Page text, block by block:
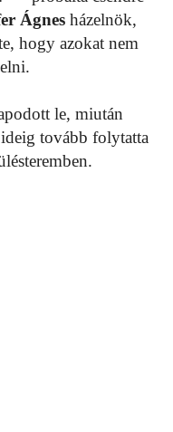
Ágnes házelnök,
hogy azokat nem
le, miután
tovább folytatta